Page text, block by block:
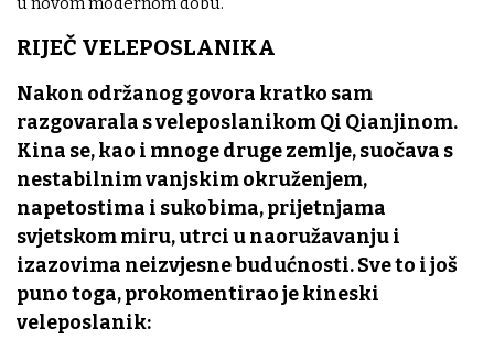
RIJEČ VELEPOSLANIKA
Nakon održanog govora kratko sam
razgovarala s veleposlanikom Qi Qianjinom.
Kina se, kao i mnoge druge zemlje, suočava s
nestabilnim vanjskim okruženjem,
napetostima i sukobima, prijetnjama
svjetskom miru, utrci u naoružavanju i
izazovima neizvjesne budućnosti. Sve to i još
puno toga, prokomentirao je kineski
veleposlanik: